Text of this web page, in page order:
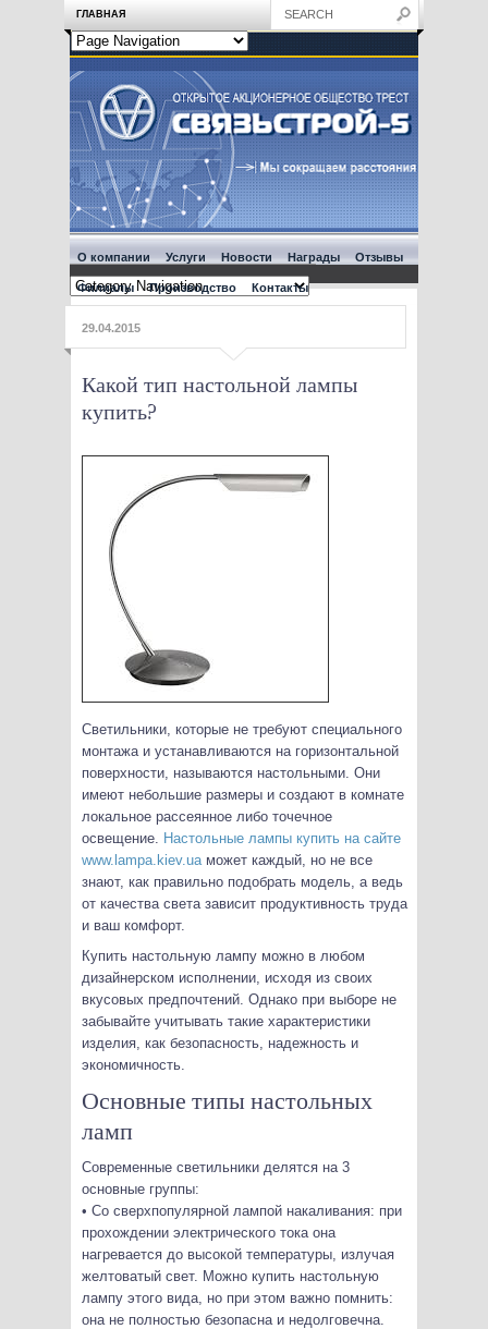
ГЛАВНАЯ
О компании Услуги Новости Награды Отзывы
Филиалы Производство Контакты
29.04.2015
Какой тип настольной лампы
купить?
Светильники, которые не требуют специального
монтажа и устанавливаются на горизонтальной
поверхности, называются настольными. Они
имеют небольшие размеры и создают в комнате
локальное рассеянное либо точечное
освещение. Настольные лампы купить на сайте
www.lampa.kiev.uaможет каждый, но не все
знают, как правильно подобрать модель, а ведь
от качества света зависит продуктивность труда
и ваш комфорт.
Купить настольную лампу можно в любом
дизайнерском исполнении, исходя из своих
вкусовых предпочтений. Однако при выборе не
забывайте учитывать такие характеристики
изделия, как безопасность, надежность и
экономичность.
Основные типы настольных
ламп
Современные светильники делятся на 3
основные группы:
• Со сверхпопулярной лампой накаливания: при
прохождении электрического тока она
нагревается до высокой температуры, излучая
желтоватый свет. Можно купить настольную
лампу этого вида, но при этом важно помнить:
она не полностью безопасна и недолговечна.